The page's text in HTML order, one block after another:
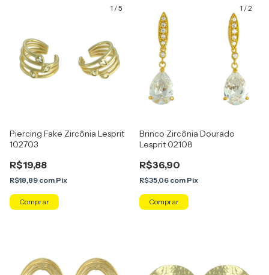
1 /5
Piercing Fake Zircônia Lesprit
102703
R$19,88
R$18,89 com Pix
Comprar
1 /2
Brinco Zircônia Dourado
Lesprit 02108
R$36,90
R$35,06 com Pix
Comprar